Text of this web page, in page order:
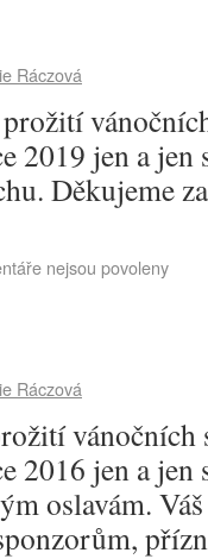
Ráczová
2019 jen a jen
Děkujeme
nejsou povoleny
Ráczová
vánočních
2016 jen a jen
oslavám.